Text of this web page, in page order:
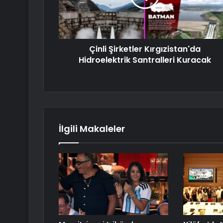
Çinli Şirketler Kırgızistan'da
Hidroelektrik Santralleri Kuracak
İlgili Makaleler